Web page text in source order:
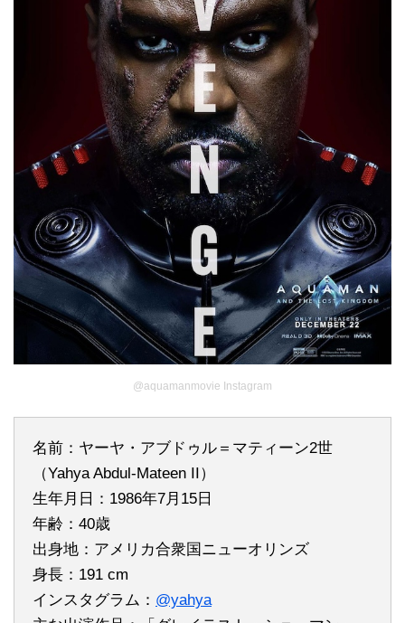
@aquamanmovie Instagram
名前：ヤーヤ・アブドゥル＝マティーン2世
（Yahya Abdul-Mateen II）
生年月日：1986年7月15日
年齢：40歳
出身地：アメリカ合衆国ニューオリンズ
身長：191 cm
インスタグラム： @yahya